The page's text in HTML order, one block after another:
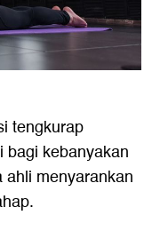
tengkurap
bagi kebanyakan
menyarankan